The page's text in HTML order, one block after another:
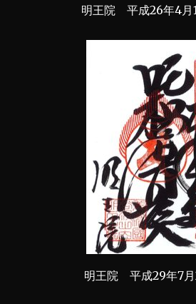
明王院 平成26年4月
明王院 平成29年7月